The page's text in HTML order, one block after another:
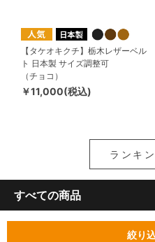
【タケオキクチ】栃木レザーベル
ト 日本製 サイズ調整可
（チョコ）
￥11,000(税込)
ランキ
すべての商品
絞り